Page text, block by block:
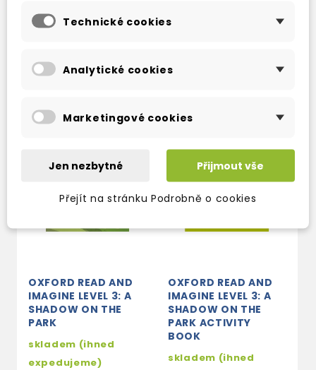
OXFORD READ AND
IMAGINE LEVEL 3: A
SHADOW ON THE
PARK
skladem (ihned
expedujeme)
OXFORD READ AND
IMAGINE LEVEL 3: A
SHADOW ON THE
PARK ACTIVITY
BOOK
skladem (ihned
Technické cookies
Analytické cookies
Marketingové cookies
Jen nezbytné Přijmout vše
Přejít na stránku Podrobně o cookies